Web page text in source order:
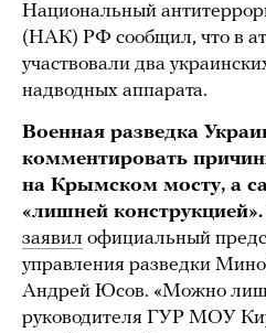
Национальный
(НАК) РФ сообщил, что в
участвовали два
надводных аппарата.
Военная разведка
комментировать
на Крымском мосту, а
«лишней конструкцией».
заявил официальный
управления разведки
Андрей Юсов. «Можно
руководителя ГУР МОУ